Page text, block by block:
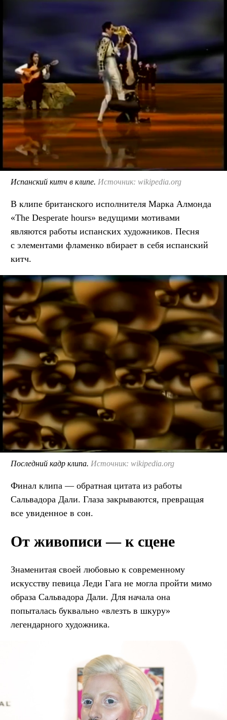
Испанский китч в клипе. Источник: wikipedia.org
В клипе британского исполнителя Марка Алмонда
«The Desperate hours» ведущими мотивами
являются работы испанских художников. Песня
с элементами фламенко вбирает в себя испанский
китч.
Последний кадр клипа. Источник: wikipedia.org
Финал клипа — обратная цитата из работы
Сальвадора Дали. Глаза закрываются, превращая
все увиденное в сон.
От живописи — к сцене
Знаменитая своей любовью к современному
искусству певица Леди Гага не могла пройти мимо
образа Сальвадора Дали. Для начала она
попыталась буквально «влезть в шкуру»
легендарного художника.